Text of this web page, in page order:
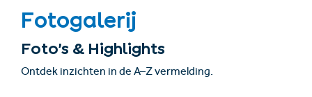
Fotogalerij
Foto’s & Highlights
Ontdek inzichten in de A–Z vermelding.